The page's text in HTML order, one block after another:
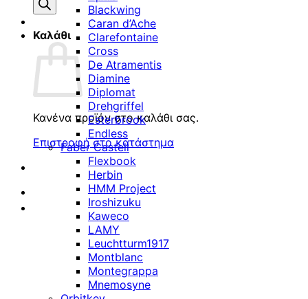
Καλάθι
Κανένα προϊόν στο καλάθι σας.
Επιστροφή στο κατάστημα
Blackwing
Caran d’Ache
Clarefontaine
Cross
De Atramentis
Diamine
Diplomat
Drehgriffel
Esterbrook
Endless
Faber Castell
Flexbook
Herbin
HMM Project
Iroshizuku
Kaweco
LAMY
Leuchtturm1917
Montblanc
Montegrappa
Mnemosyne